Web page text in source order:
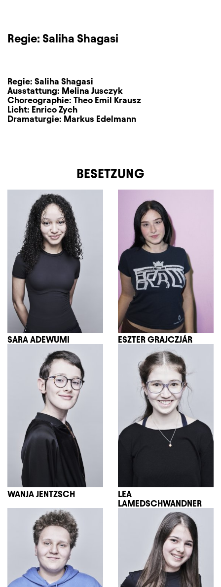
Regie: Saliha Shagasi
Regie: Saliha Shagasi
Ausstattung: Melina Jusczyk
Choreographie: Theo Emil Krausz
Licht: Enrico Zych
Dramaturgie: Markus Edelmann
BESETZUNG
SARA ADEWUMI ESZTER GRAJCZJÁR
WANJA JENTZSCH
LEA
LAMEDSCHWANDNER